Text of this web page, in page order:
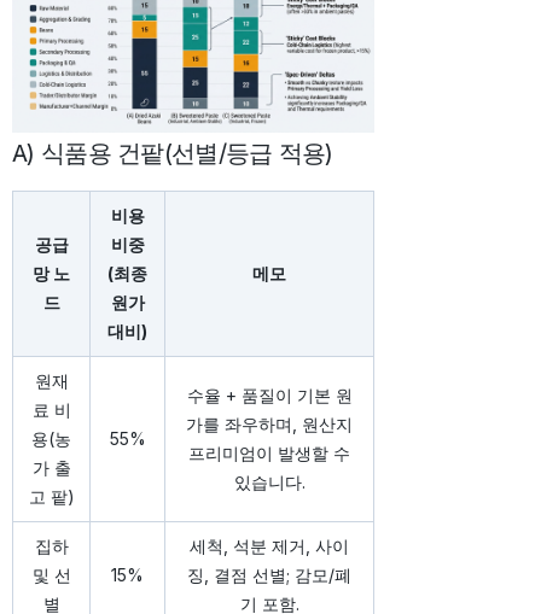
A) 식품용 건팥(선별/등급 적용)
공급
망 노
드
비용
비중
(최종
원가
대비)
메모
원재
료 비
용(농
가 출
고 팥)
55%
수율 + 품질이 기본 원
가를 좌우하며, 원산지
프리미엄이 발생할 수
있습니다.
집하
및 선
별
15%
세척, 석분 제거, 사이
징, 결점 선별; 감모/폐
기 포함.